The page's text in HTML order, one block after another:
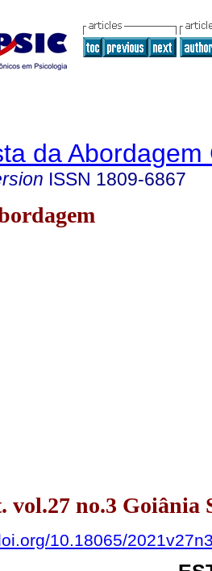
da Abordagem
ISSN 1809-6867
vol.27 no.3 Goiânia
10.18065/